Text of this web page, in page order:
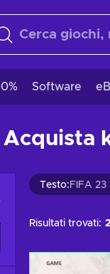
Software
Acquista
Testo: FIFA 23
Risultati trovati: